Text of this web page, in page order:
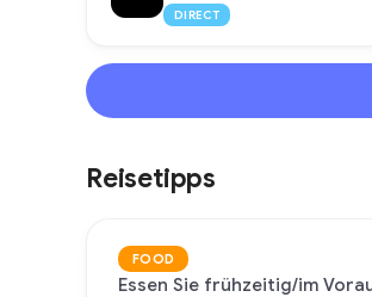
DIRECT
Reisetipps
FOOD
Essen Sie frühzeitig/im